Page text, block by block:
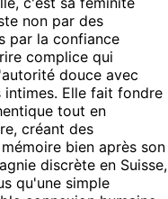
non par des
par la confiance
complice qui
douce avec
intimes. Elle fait fondre
tout en
créant des
bien après son
discrète en Suisse,
qu'une simple